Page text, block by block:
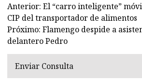
Anterior: El “carro inteligente”
CIP del transportador de alimentos
Próximo: Flamengo despide a
delantero Pedro
Enviar Consulta